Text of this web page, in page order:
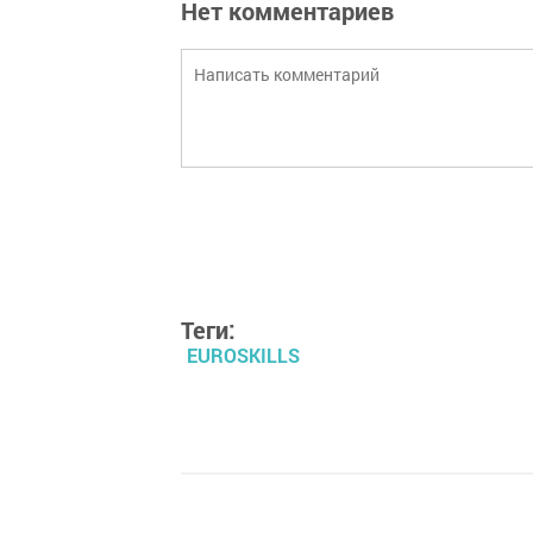
Нет комментариев
Теги:
EUROSKILLS